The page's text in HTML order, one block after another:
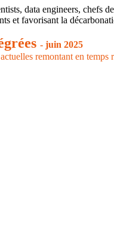
data engineers, chefs
et favorisant la
- juin 2025
remontant en temps